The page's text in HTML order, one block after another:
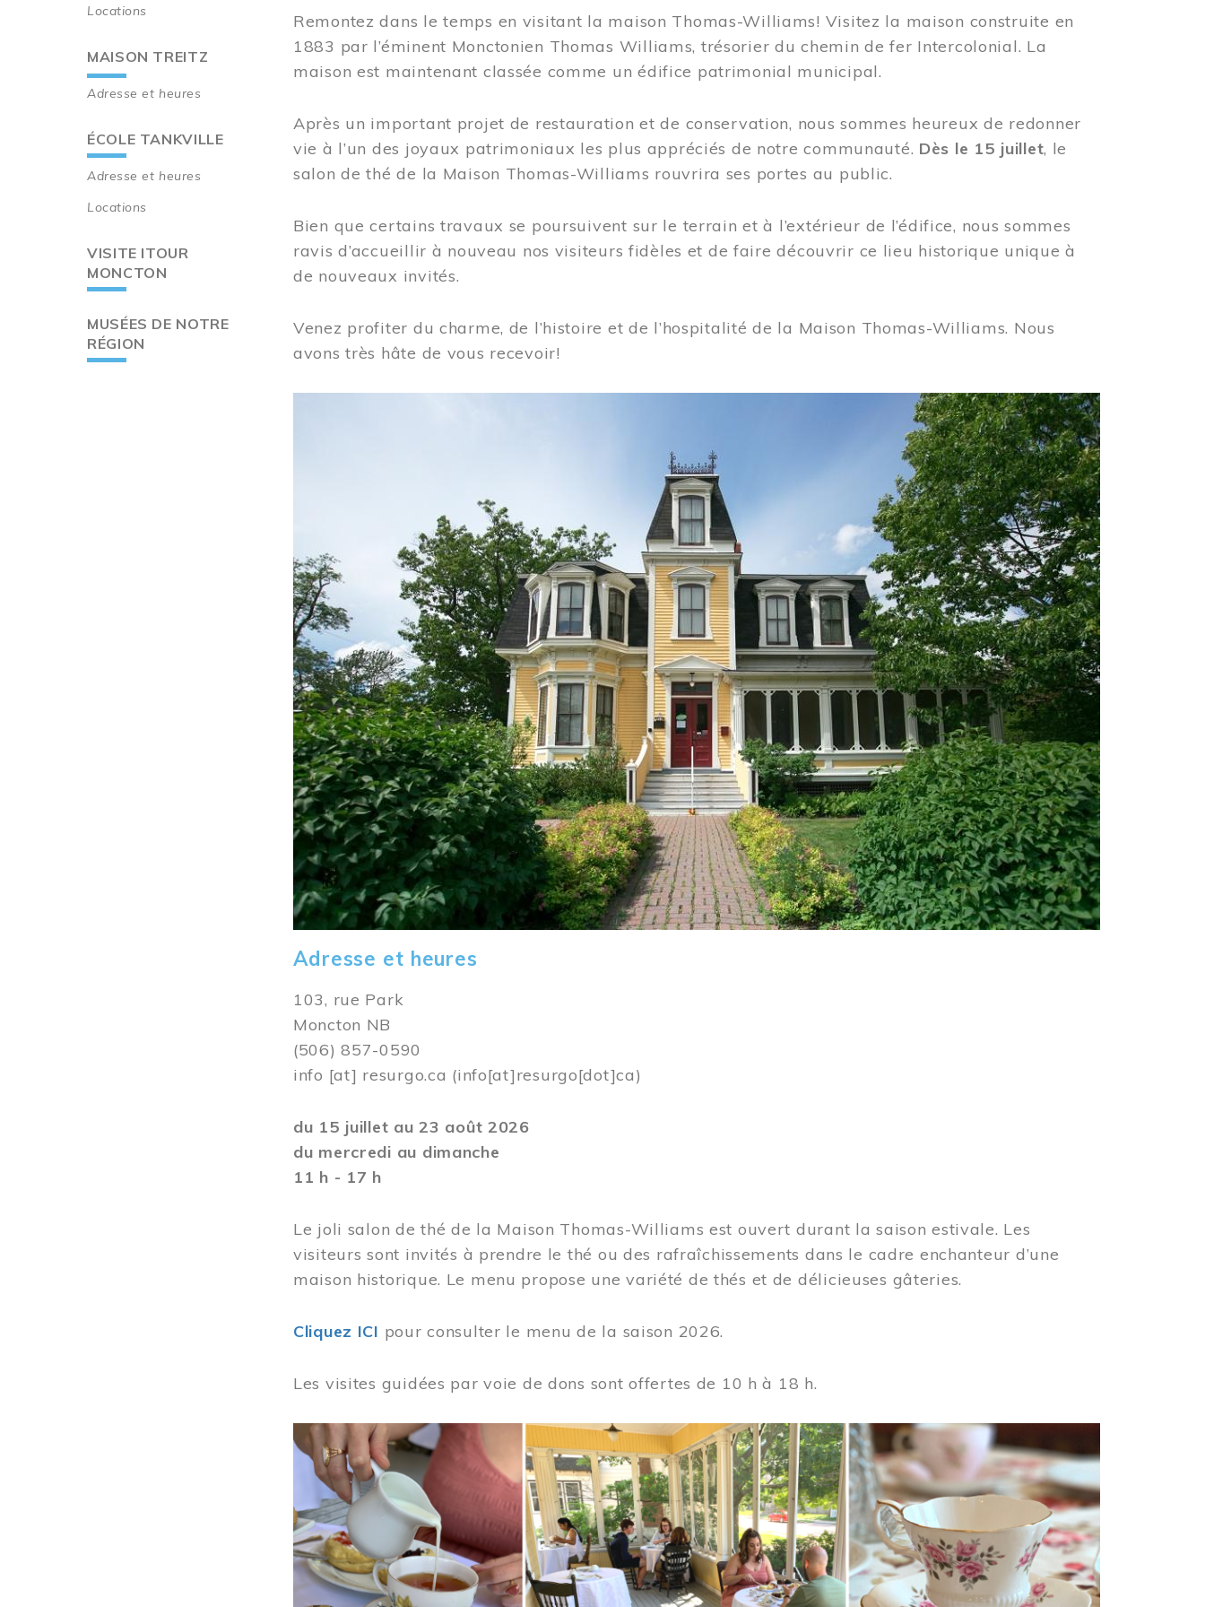
Locations
MAISON TREITZ
Adresse et heures
ÉCOLE TANKVILLE
Adresse et heures
Locations
VISITE ITOUR
MONCTON
MUSÉES DE NOTRE
RÉGION
Remontez dans le temps en visitant la maison Thomas-Williams! Visitez la maison construite en
1883 par l’éminent Monctonien Thomas Williams, trésorier du chemin de fer Intercolonial. La
maison est maintenant classée comme un édifice patrimonial municipal.
Après un important projet de restauration et de conservation, nous sommes heureux de redonner
vie à l’un des joyaux patrimoniaux les plus appréciés de notre communauté. Dès le 15 juillet, le
salon de thé de la Maison Thomas-Williams rouvrira ses portes au public.
Bien que certains travaux se poursuivent sur le terrain et à l’extérieur de l’édifice, nous sommes
ravis d’accueillir à nouveau nos visiteurs fidèles et de faire découvrir ce lieu historique unique à
de nouveaux invités.
Venez profiter du charme, de l’histoire et de l’hospitalité de la Maison Thomas-Williams. Nous
avons très hâte de vous recevoir!
Adresse et heures
103, rue Park
Moncton NB
(506) 857-0590
info [at] resurgo.ca (info[at]resurgo[dot]ca)
du 15 juillet au 23 août 2026
du mercredi au dimanche
11 h - 17 h
Le joli salon de thé de la Maison Thomas-Williams est ouvert durant la saison estivale. Les
visiteurs sont invités à prendre le thé ou des rafraîchissements dans le cadre enchanteur d’une
maison historique. Le menu propose une variété de thés et de délicieuses gâteries.
Cliquez ICI pour consulter le menu de la saison 2026.
Les visites guidées par voie de dons sont offertes de 10 h à 18 h.
Image